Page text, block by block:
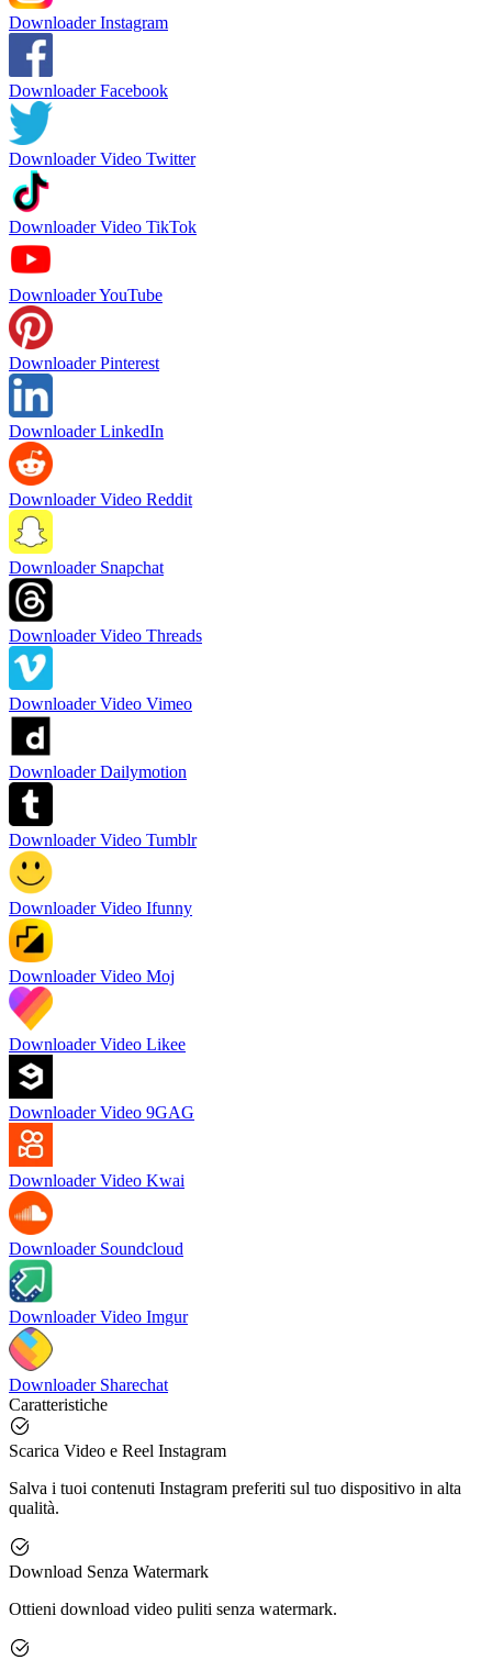
Downloader Instagram
Downloader Facebook
Downloader Video Twitter
Downloader Video TikTok
Downloader YouTube
Downloader Pinterest
Downloader LinkedIn
Downloader Video Reddit
Downloader Snapchat
Downloader Video Threads
Downloader Video Vimeo
Downloader Dailymotion
Downloader Video Tumblr
Downloader Video Ifunny
Downloader Video Moj
Downloader Video Likee
Downloader Video 9GAG
Downloader Video Kwai
Downloader Soundcloud
Downloader Video Imgur
Downloader Sharechat
Caratteristiche
Scarica Video e Reel Instagram
Salva i tuoi contenuti Instagram preferiti sul tuo dispositivo in alta
qualità.
Download Senza Watermark
Ottieni download video puliti senza watermark.